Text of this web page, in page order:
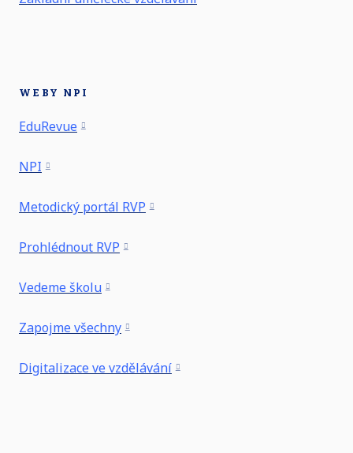
WEBY NPI
EduRevue
NPI
Metodický portál RVP
Prohlédnout RVP
Vedeme školu
Zapojme všechny
Digitalizace ve vzdělávání